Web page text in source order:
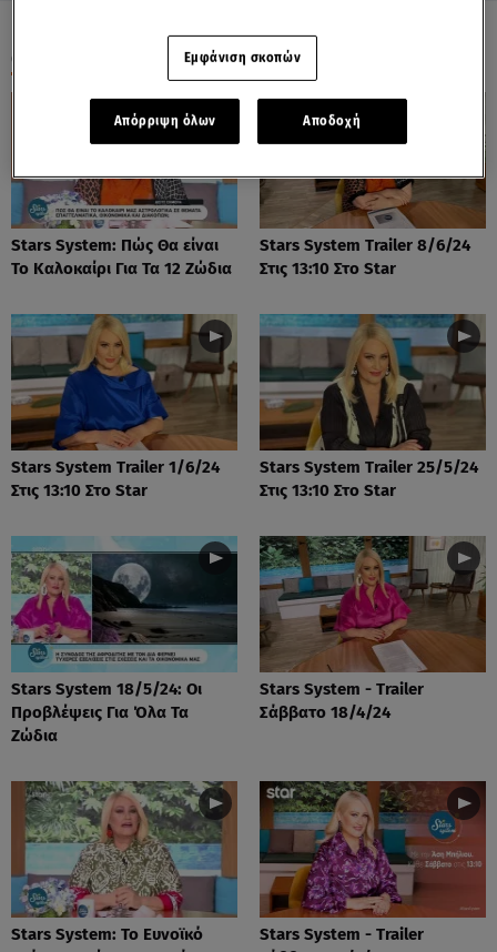
ΟΛΑ ΤΑ ΒΙΝΤΕΟ
Stars System: Πώς Θα είναι
Το Καλοκαίρι Για Τα 12 Ζώδια
Stars System Trailer 8/6/24
Στις 13:10 Στο Star
Stars System Trailer 1/6/24
Στις 13:10 Στο Star
Stars System Trailer 25/5/24
Στις 13:10 Στο Star
Stars System 18/5/24: Οι
Προβλέψεις Για Όλα Τα
Ζώδια
Stars System - Trailer
Σάββατο 18/4/24
Stars System: Το Ευνοϊκό
Stars System - Trailer
Εμφάνιση σκοπών
Απόρριψη όλων Αποδοχή